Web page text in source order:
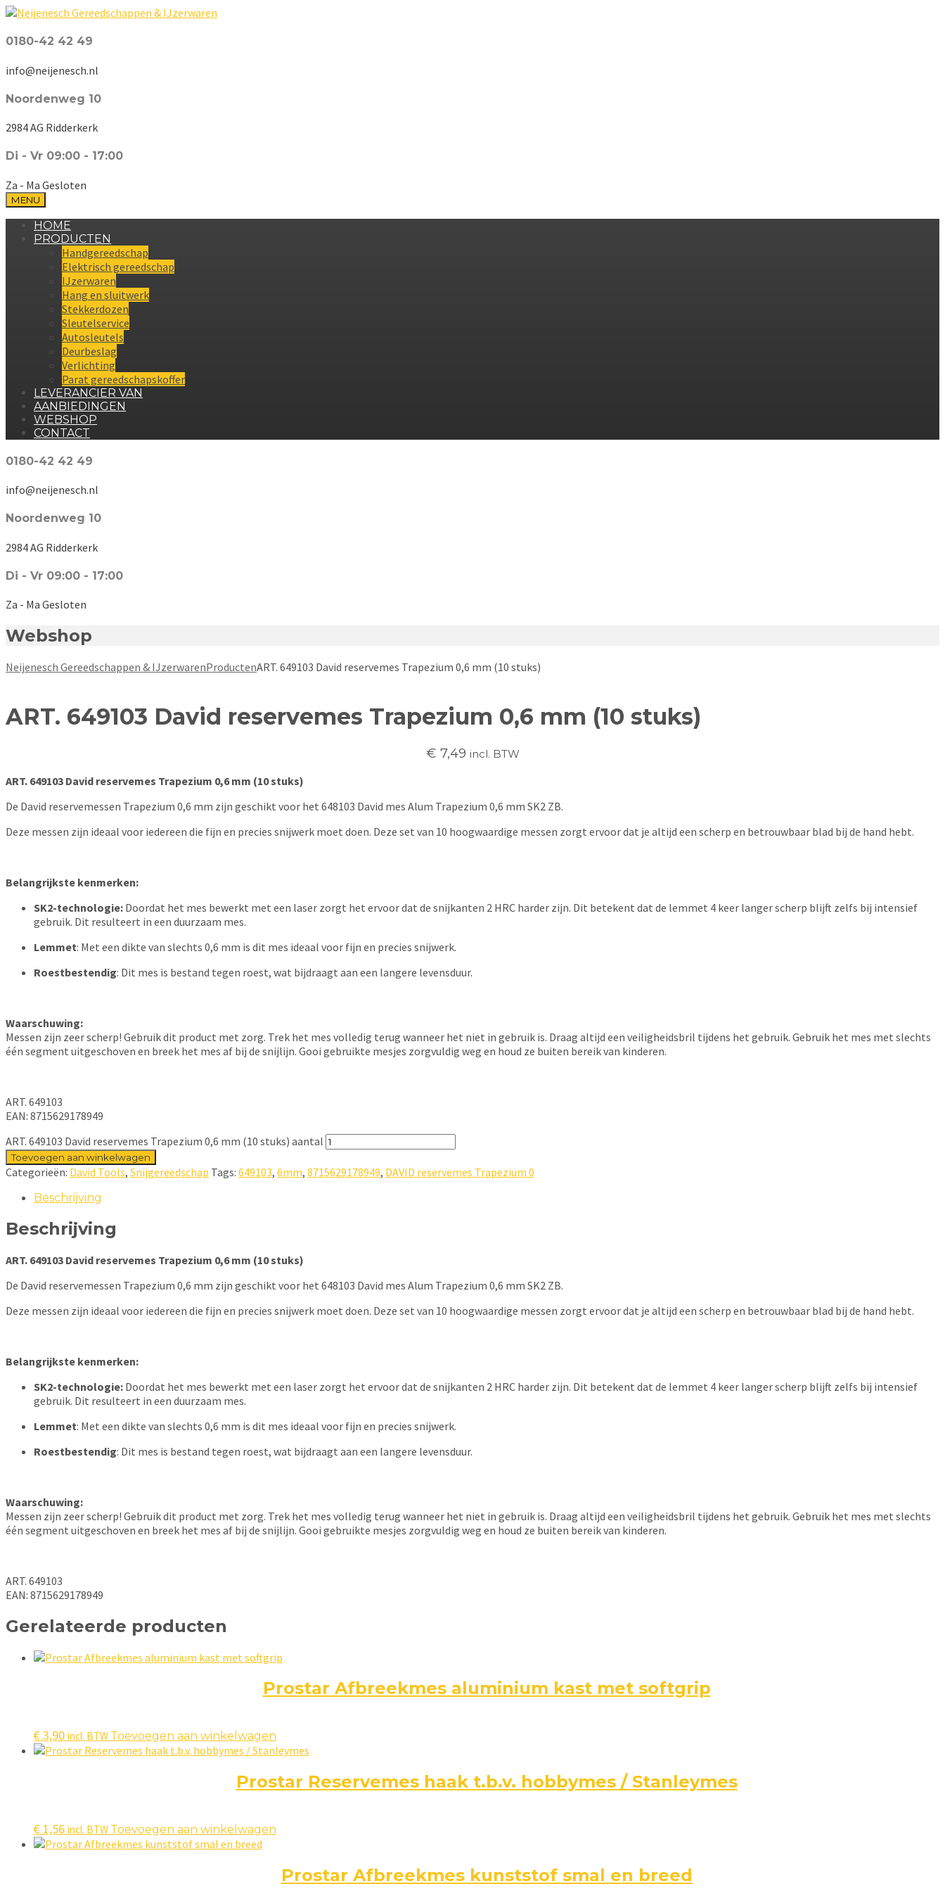
0180-42 42 49
info@neijenesch.nl
Noordenweg 10
2984 AG Ridderkerk
Di - Vr 09:00 - 17:00
Za - Ma Gesloten
MENU
HOME
PRODUCTEN
Handgereedschap
Elektrisch gereedschap
IJzerwaren
Hang en sluitwerk
Stekkerdozen
Sleutelservice
Autosleutels
Deurbeslag
Verlichting
Parat gereedschapskoffer
LEVERANCIER VAN
AANBIEDINGEN
WEBSHOP
CONTACT
0180-42 42 49
info@neijenesch.nl
Noordenweg 10
2984 AG Ridderkerk
Di - Vr 09:00 - 17:00
Za - Ma Gesloten
Webshop
Neijenesch Gereedschappen & IJzerwarenProductenART. 649103 David reservemes Trapezium 0,6 mm (10 stuks)
ART. 649103 David reservemes Trapezium 0,6 mm (10 stuks)
€ 7,49 incl. BTW
ART. 649103 David reservemes Trapezium 0,6 mm (10 stuks)
De David reservemessen Trapezium 0,6 mm zijn geschikt voor het 648103 David mes Alum Trapezium 0,6 mm SK2 ZB.
Deze messen zijn ideaal voor iedereen die fijn en precies snijwerk moet doen. Deze set van 10 hoogwaardige messen zorgt ervoor dat je altijd een scherp en betrouwbaar blad bij de hand hebt.
Belangrijkste kenmerken:
SK2-technologie: Doordat het mes bewerkt met een laser zorgt het ervoor dat de snijkanten 2 HRC harder zijn. Dit betekent dat de lemmet 4 keer langer scherp blijft zelfs bij intensief
gebruik. Dit resulteert in een duurzaam mes.
Lemmet: Met een dikte van slechts 0,6 mm is dit mes ideaal voor fijn en precies snijwerk.
Roestbestendig: Dit mes is bestand tegen roest, wat bijdraagt aan een langere levensduur.
Waarschuwing:
Messen zijn zeer scherp! Gebruik dit product met zorg. Trek het mes volledig terug wanneer het niet in gebruik is. Draag altijd een veiligheidsbril tijdens het gebruik. Gebruik het mes met slechts
één segment uitgeschoven en breek het mes af bij de snijlijn. Gooi gebruikte mesjes zorgvuldig weg en houd ze buiten bereik van kinderen.
ART. 649103
EAN: 8715629178949
ART. 649103 David reservemes Trapezium 0,6 mm (10 stuks) aantal
Toevoegen aan winkelwagen
Categorieën: David Tools, Snijgereedschap Tags: 649103, 6mm, 8715629178949, DAVID reservemes Trapezium 0
Beschrijving
Beschrijving
ART. 649103 David reservemes Trapezium 0,6 mm (10 stuks)
De David reservemessen Trapezium 0,6 mm zijn geschikt voor het 648103 David mes Alum Trapezium 0,6 mm SK2 ZB.
Deze messen zijn ideaal voor iedereen die fijn en precies snijwerk moet doen. Deze set van 10 hoogwaardige messen zorgt ervoor dat je altijd een scherp en betrouwbaar blad bij de hand hebt.
Belangrijkste kenmerken:
SK2-technologie: Doordat het mes bewerkt met een laser zorgt het ervoor dat de snijkanten 2 HRC harder zijn. Dit betekent dat de lemmet 4 keer langer scherp blijft zelfs bij intensief
gebruik. Dit resulteert in een duurzaam mes.
Lemmet: Met een dikte van slechts 0,6 mm is dit mes ideaal voor fijn en precies snijwerk.
Roestbestendig: Dit mes is bestand tegen roest, wat bijdraagt aan een langere levensduur.
Waarschuwing:
Messen zijn zeer scherp! Gebruik dit product met zorg. Trek het mes volledig terug wanneer het niet in gebruik is. Draag altijd een veiligheidsbril tijdens het gebruik. Gebruik het mes met slechts
één segment uitgeschoven en breek het mes af bij de snijlijn. Gooi gebruikte mesjes zorgvuldig weg en houd ze buiten bereik van kinderen.
ART. 649103
EAN: 8715629178949
Gerelateerde producten
Prostar Afbreekmes aluminium kast met softgrip
€3,90 incl. BTW Toevoegen aan winkelwagen
Prostar Reservemes haak t.b.v. hobbymes / Stanleymes
€ 1,56 incl. BTW Toevoegen aan winkelwagen
Prostar Afbreekmes kunststof smal en breed